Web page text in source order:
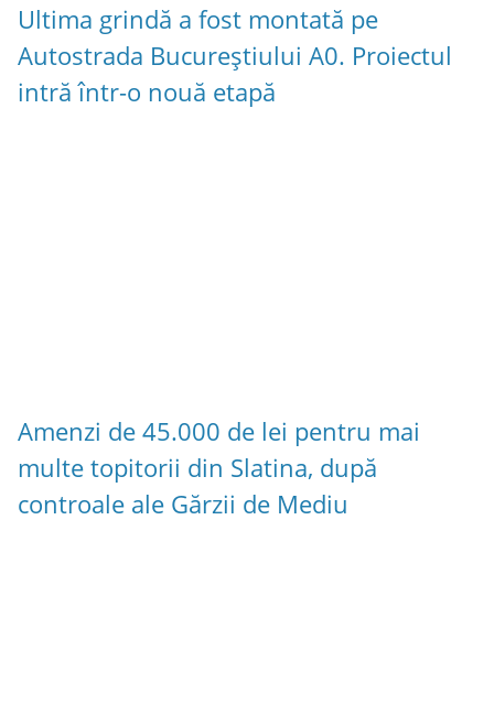
Ultima grindă a fost montată pe
Autostrada Bucureștiului A0. Proiectul
intră într-o nouă etapă
Amenzi de 45.000 de lei pentru mai
multe topitorii din Slatina, după
controale ale Gărzii de Mediu